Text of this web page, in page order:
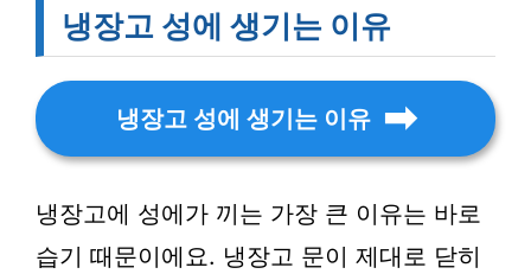
냉장고 성에 생기는 이유
냉장고 성에 생기는 이유
냉장고에 성에가 끼는 가장 큰 이유는 바로
습기 때문이에요. 냉장고 문이 제대로 닫히